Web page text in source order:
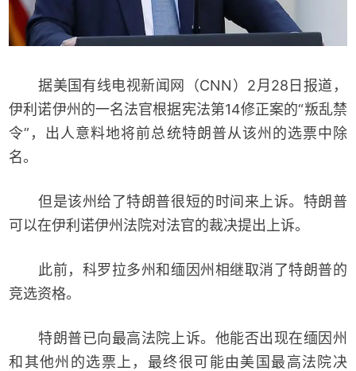
据美国有线电视新闻网（CNN）2月28日报道，
伊利诺伊州的一名法官根据宪法第14修正案的“叛乱禁
令”，出人意料地将前总统特朗普从该州的选票中除
名。
但是该州给了特朗普很短的时间来上诉。特朗普
可以在伊利诺伊州法院对法官的裁决提出上诉。
此前，科罗拉多州和缅因州相继取消了特朗普的
竞选资格。
特朗普已向最高法院上诉。他能否出现在缅因州
和其他州的选票上，最终很可能由美国最高法院决